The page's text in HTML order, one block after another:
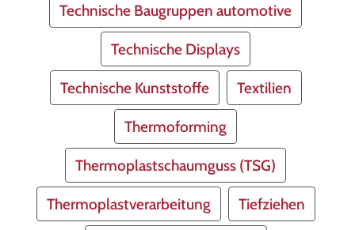
Technische Baugruppen automotive
Technische Displays
Technische Kunststoffe Textilien
Thermoforming
Thermoplastschaumguss (TSG)
Thermoplastverarbeitung Tiefziehen